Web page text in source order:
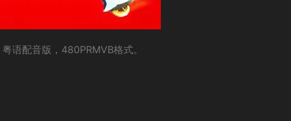
语配音版，480PRMVB格式。